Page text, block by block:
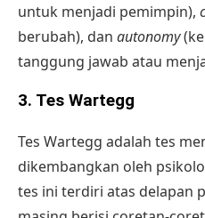
untuk menjadi pemimpin),
berubah), dan autonomy
tanggung jawab atau
3. Tes Wartegg
Tes Wartegg adalah tes
dikembangkan oleh
tes ini terdiri atas delapan